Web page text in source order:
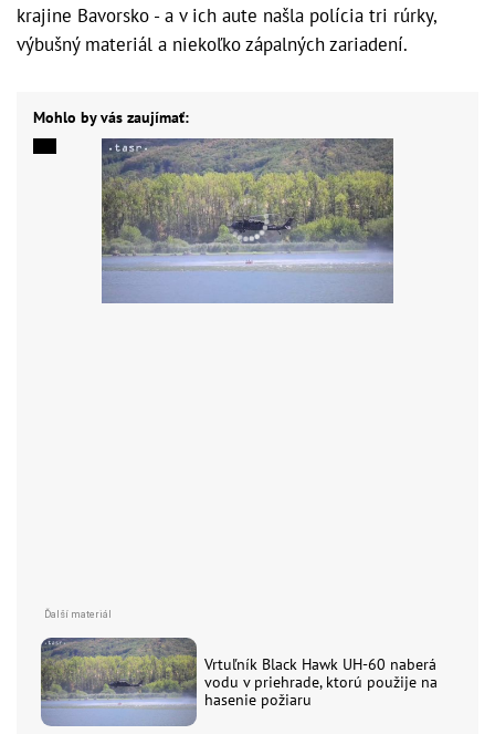
krajine Bavorsko - a v ich aute našla polícia tri rúrky,
výbušný materiál a niekoľko zápalných zariadení.
Mohlo by vás zaujímať:
Vrtuľník Black Hawk UH-60 naberá
vodu v priehrade, ktorú použije na
hasenie požiaru